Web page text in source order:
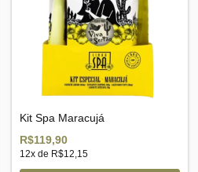
Kit Spa Maracujá
R$119,90
12x de R$12,15